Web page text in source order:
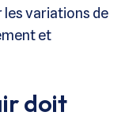
les variations de
et
doit